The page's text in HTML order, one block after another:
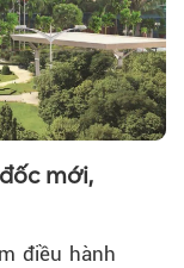
mới,
điều hành